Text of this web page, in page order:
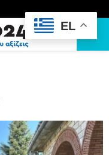
EL